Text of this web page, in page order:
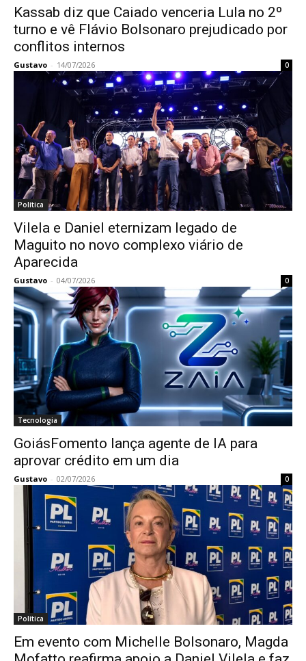
Kassab diz que Caiado venceria Lula no 2º
turno e vê Flávio Bolsonaro prejudicado por
conflitos internos
Gustavo - 14/07/2026 0
Política
Vilela e Daniel eternizam legado de
Maguito no novo complexo viário de
Aparecida
Gustavo - 04/07/2026 0
Tecnologia
GoiásFomento lança agente de IA para
aprovar crédito em um dia
Gustavo - 02/07/2026 0
Política
Em evento com Michelle Bolsonaro, Magda